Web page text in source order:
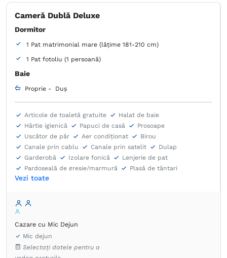
Cameră Dublă Deluxe
Dormitor
1 Pat matrimonial mare (lățime 181-210 cm)
1 Pat fotoliu (1 persoană)
Baie
Proprie - Duș
Articole de toaletă gratuite
Halat de baie
Hârtie igienică
Papuci de casă
Prosoape
Uscător de păr
Aer condiţionat
Birou
Canale prin cablu
Canale prin satelit
Dulap
Garderobă
Izolare fonică
Lenjerie de pat
Pardoseală de gresie/marmură
Plasă de ţânţari
Priză lângă pat
Vezi toate
Cazare cu Mic Dejun
Mic dejun
Selectați datele pentru a